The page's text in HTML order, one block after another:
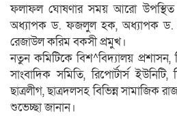
ফলাফল ঘোষণার সময় আরো উপস্থিত
অধ্যাপক ড. ফজলুল হক, অধ্যাপক ড.
রেজাউল করিম বকসী প্রমুখ।
নতুন কমিটিকে বিশ^বিদ্যালয় প্রশাসন,
সাংবাদিক সমিতি, রিপোর্টার্স
ছাত্রলীগ, ছাত্রদলসহ বিভিন্ন সামাজিক
শুভেচ্ছা জানান।